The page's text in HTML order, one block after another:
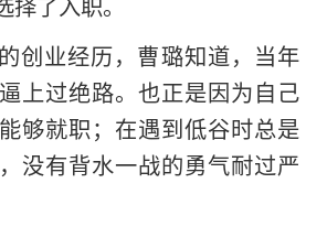
创业经历，曹璐知道，当年
上过绝路。也正是因为自己
够就职；在遇到低谷时总是
没有背水一战的勇气耐过严